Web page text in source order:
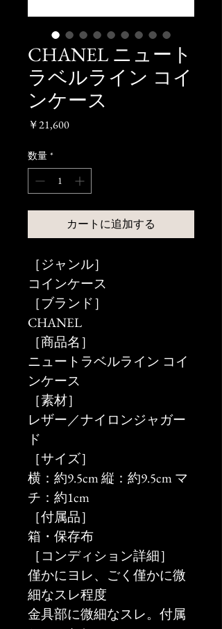
CHANEL ニュート
ラベルライン コイ
ンケース
￥21,600価
数量 *
カートに追加する
［ジャンル］
コインケース
［ブランド］
CHANEL
［商品名］
ニュートラベルライン コイ
ンケース
［素材］
レザー／ナイロンジャガー
ド
［サイズ］
横：約9.5cm 縦：約9.5cm マ
チ：約1cm
［付属品］
箱・保存布
［コンディション詳細］
僅かにヨレ、ごく僅かに微
細なスレ程度
金具部に微細なスレ。付属